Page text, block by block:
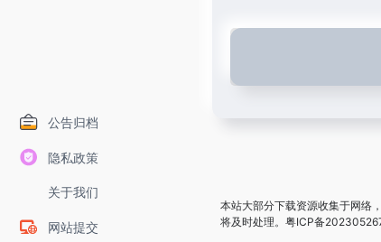
公告归档
隐私政策
关于我们
网站提交
本站大部分下载资源收集于网络
将及时处理。 粤ICP备